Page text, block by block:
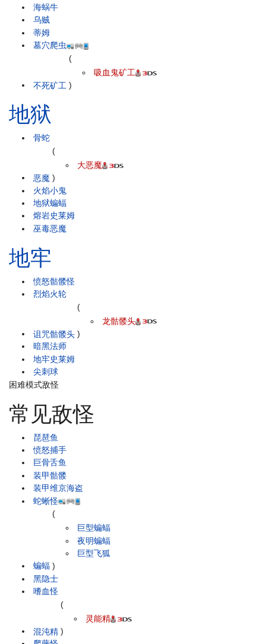
海蜗牛
乌贼
蒂姆
墓穴爬虫
不死矿工
(
吸血鬼矿工
)
地狱
骨蛇
恶魔
(
大恶魔
)
火焰小鬼
地狱蝙蝠
熔岩史莱姆
巫毒恶魔
地牢
愤怒骷髅怪
烈焰火轮
诅咒骷髅头
(
龙骷髅头
)
暗黑法师
地牢史莱姆
尖刺球
困难模式敌怪
常见敌怪
琵琶鱼
愤怒捕手
巨骨舌鱼
装甲骷髅
装甲维京海盗
蛇蜥怪
蝙蝠
(
巨型蝙蝠
夜明蝙蝠
巨型飞狐
)
黑隐士
嗜血怪
混沌精
(
灵能精
)